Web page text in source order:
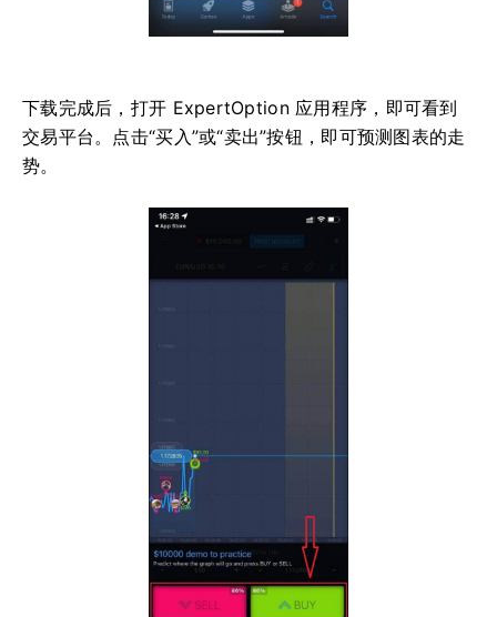
下载完成后，打开 ExpertOption 应用程序，即可看到
交易平台。点击“买入”或“卖出”按钮，即可预测图表的走
势。